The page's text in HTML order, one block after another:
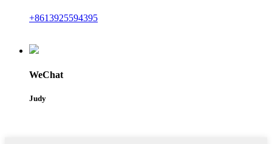
+8613925594395
WeChat
Judy